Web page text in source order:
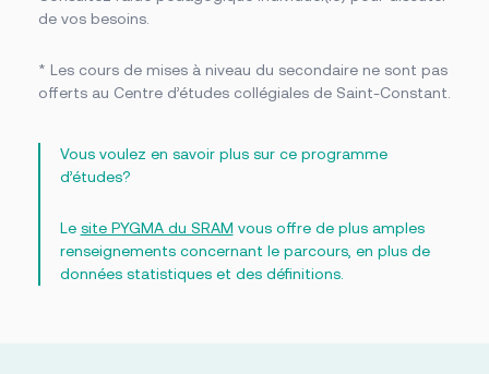
de vos besoins.
* L es cours de mises à niveau du secondaire ne sont pas
offerts au Centre d’études collégiales de Saint-Constant
Vous voulez en savoir plus sur ce programme
d’études?
Le site PYGMA du SRAM vous offre de plus amples
renseignements concernant le parcours, en plus de
données statistiques et des définitions.